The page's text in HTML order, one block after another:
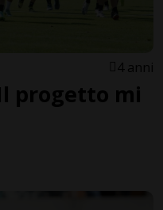
4 anni
progetto mi